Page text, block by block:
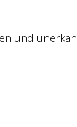
und